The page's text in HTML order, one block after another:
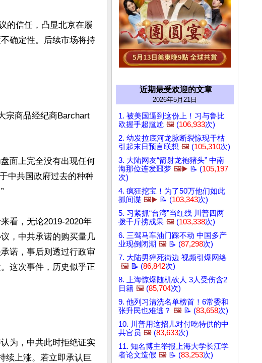
的信任，凸显北京在履
确定性。后续市场将持
宗商品经纪商Barchart
面上完全没有出现任何
中共国政府过去的种种
看，无论2019-2020年
，中共承诺的购买量几
诺，事后则透过行政审
这次事件，历史似乎正
为，中共此时拒绝证实
续上涨。若立即承认巨
近期最受欢迎的文章
2026年5月21日
1. 被美国逼到这份上！习与鲁比
欧握手超尴尬 🖼️ (106,933次)
2. 幼发拉底河龙脉断裂惊现干枯
引起末日预言联想 🖼️ (105,310次)
3. 大陆网友“箭射龙袍猪头” 中南
海那位连发噩梦 🖼️▶️ 📝 (105,197
次)
4. 疯狂挖宝！为了50万他们如此
抓间谍 🖼️▶️ 📝 (103,343次)
5. 习紧抓“台湾”当红线 川普四两
拨千斤捞成果 🖼️ (103,338次)
6. 三驾马车油门踩不动 中国多产
业现倒闭潮 🖼️ 📝 (87,298次)
7. 大陆男猝死街边 视频引爆网络
🖼️ 📝 (86,842次)
8. 上海惊爆随机砍人 3人受伤含2
日籍 🖼️ (85,704次)
9. 他列习清洗名单榜首！6常委和
张升民也难逃？ 🖼️ 📝 (83,658次)
10. 川普用这招儿对付吃特供的中
共官员 🖼️ (83,633次)
11. 知名博主举报上海大学长江学
者论文造假 🖼️ 📝 (83,253次)